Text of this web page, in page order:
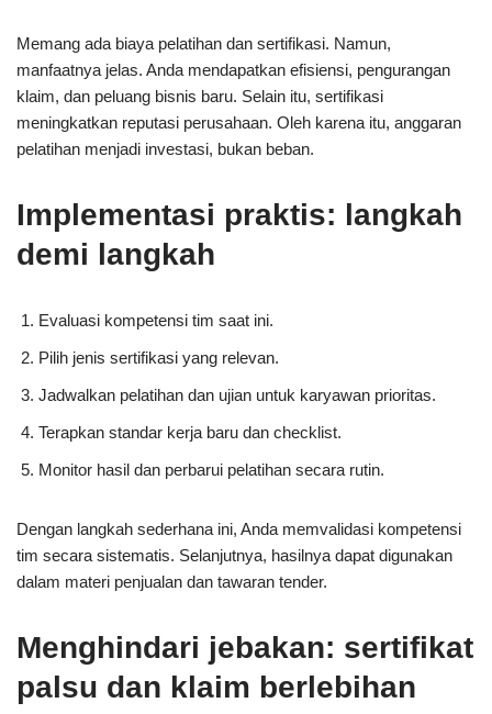
Memang ada biaya pelatihan dan sertifikasi. Namun,
manfaatnya jelas. Anda mendapatkan efisiensi, pengurangan
klaim, dan peluang bisnis baru. Selain itu, sertifikasi
meningkatkan reputasi perusahaan. Oleh karena itu, anggaran
pelatihan menjadi investasi, bukan beban.
Implementasi praktis: langkah
demi langkah
Evaluasi kompetensi tim saat ini.
Pilih jenis sertifikasi yang relevan.
Jadwalkan pelatihan dan ujian untuk karyawan prioritas.
Terapkan standar kerja baru dan checklist.
Monitor hasil dan perbarui pelatihan secara rutin.
Dengan langkah sederhana ini, Anda memvalidasi kompetensi
tim secara sistematis. Selanjutnya, hasilnya dapat digunakan
dalam materi penjualan dan tawaran tender.
Menghindari jebakan: sertifikat
palsu dan klaim berlebihan